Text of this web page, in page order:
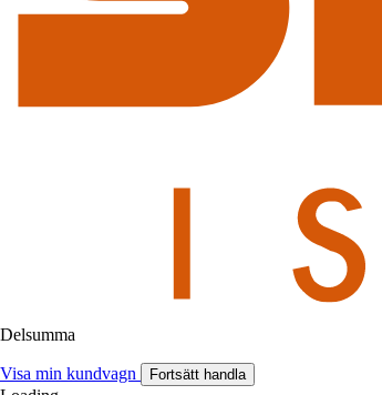
Delsumma
Visa min kundvagn Fortsätt handla